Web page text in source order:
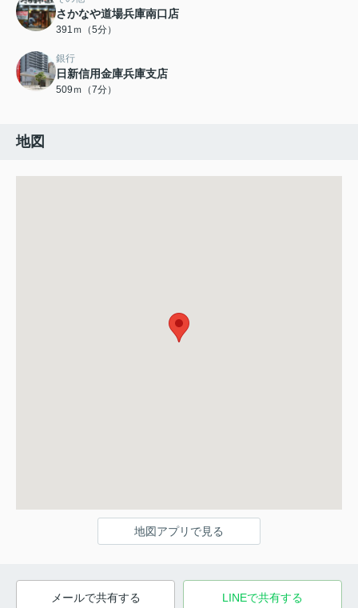
さかなや道場兵庫南口店
391ｍ（5分）
銀行
日新信用金庫兵庫支店
509ｍ（7分）
地図
地図アプリで見る
メールで共有する LINEで共有する